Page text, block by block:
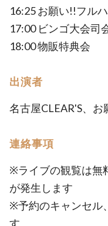
16:25 お願い!!フル
17:00 ビンゴ大会司
18:00 物販特典会
出演者
名古屋CLEAR'S、
連絡事項
※ライブの観覧は無
が発生します
※予約のキャンセル
す。